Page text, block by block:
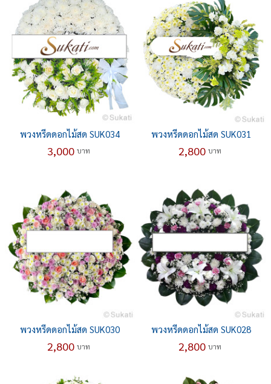
พวงหรีดดอกไม้สด SUK034
3,000 บาท
พวงหรีดดอกไม้สด SUK031
2,800 บาท
พวงหรีดดอกไม้สด SUK030
2,800 บาท
พวงหรีดดอกไม้สด SUK028
2,800 บาท